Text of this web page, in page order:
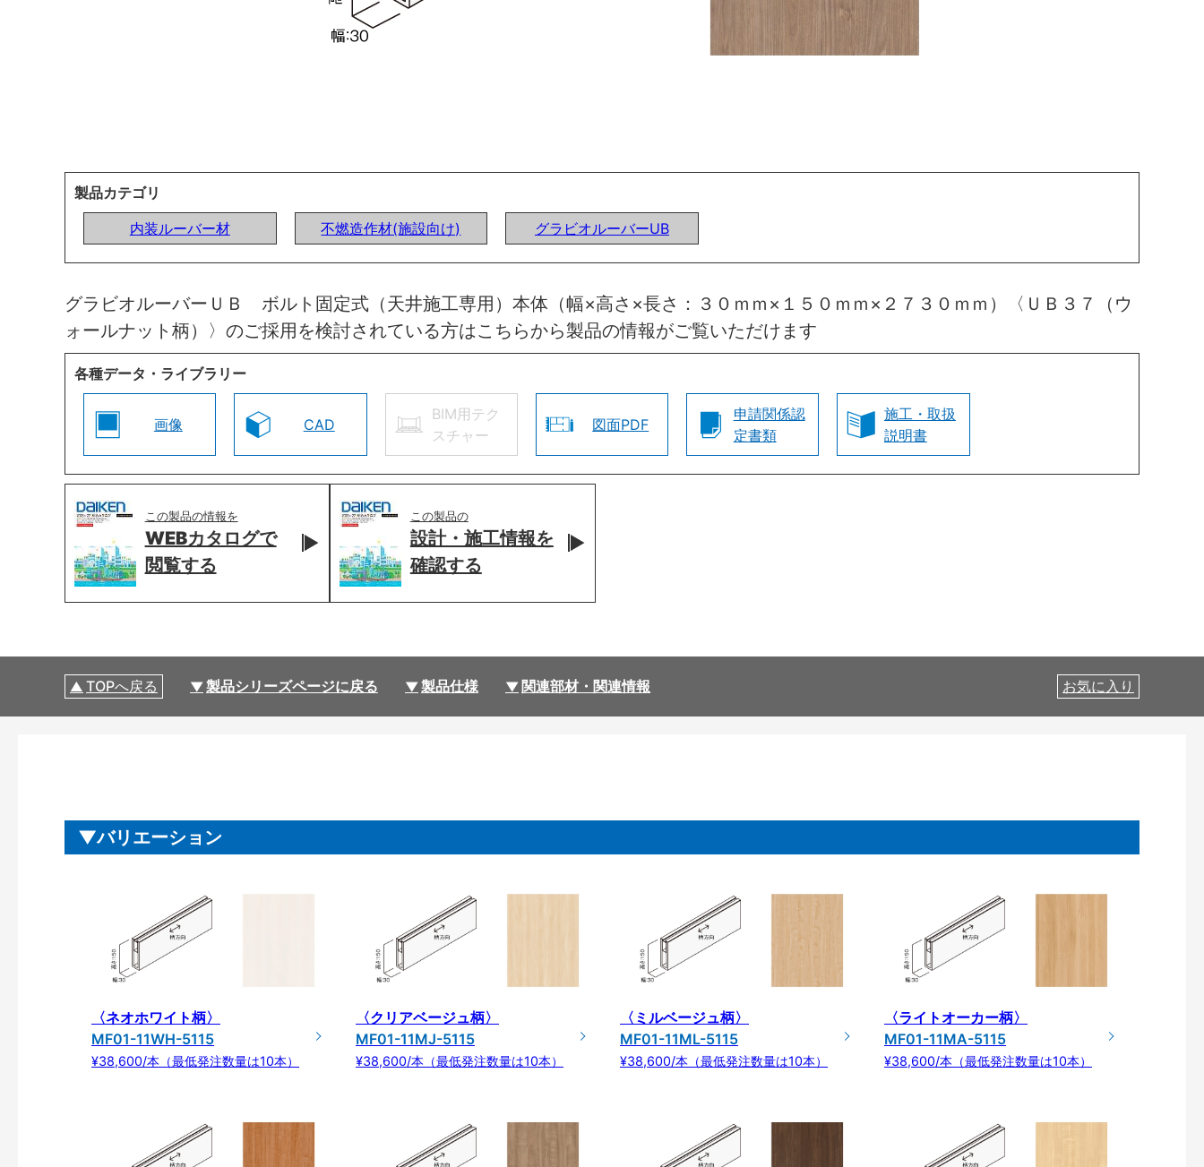
製品カテゴリ
内装ルーバー材
不燃造作材(施設向け) グラビオルーバーUB
グラビオルーバーＵＢ ボルト固定式（天井施工専用）本体（幅×高さ×長さ：３０ｍｍ×１５０ｍｍ×２７３０ｍｍ）〈ＵＢ３７（ウ
ォールナット柄）〉のご採用を検討されている方はこちらから製品の情報がご覧いただけます
各種データ・ライブラリー
画像 CAD
BIM用テク
スチャー
図面PDF
申請関係認
定書類
施工・取扱
説明書
この製品の情報を
WEBカタログで
閲覧する
この製品の
設計・施工情報を
確認する
TOPへ戻る 製品シリーズページに戻る 製品仕様 関連部材・関連情報 お気に入り
バリエーション
〈ネオホワイト柄〉
MF01-11WH-5115
¥38,600/本（最低発注数量は10本）
〈クリアベージュ柄〉
MF01-11MJ-5115
¥38,600/本（最低発注数量は10本）
〈ミルベージュ柄〉
MF01-11ML-5115
¥38,600/本（最低発注数量は10本）
〈ライトオーカー柄〉
MF01-11MA-5115
¥38,600/本（最低発注数量は10本）